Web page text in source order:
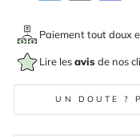
Paiement tout doux
Lire lesavis de nos
UN DOUTE ?